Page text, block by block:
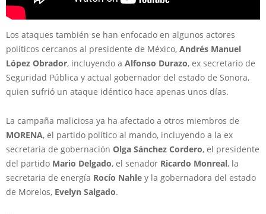
Los ataques también se han enfocado en algunos actores
políticos cercanos al presidente de México, Andrés Manuel
López Obrador, incluyendo a Alfonso Durazo, ex secretario de
Seguridad Pública y actual gobernador del estado de Sonora,
quien sufrió un ataque idéntico hace apenas unos días.
La campaña maliciosa ya ha afectado a otros miembros de
MORENA, el partido político al mando, incluyendo a la ex
secretaria de gobernación Olga Sánchez Cordero, el presidente
del partido Mario Delgado, el senador Ricardo Monreal, la
secretaria de energía Rocío Nahle y la gobernadora del estado
de Morelos, Evelyn Salgado.